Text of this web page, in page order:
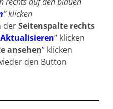
” klicken
derSeitenspalte rechts
Aktualisieren” klicken
ansehen” klicken
den Button